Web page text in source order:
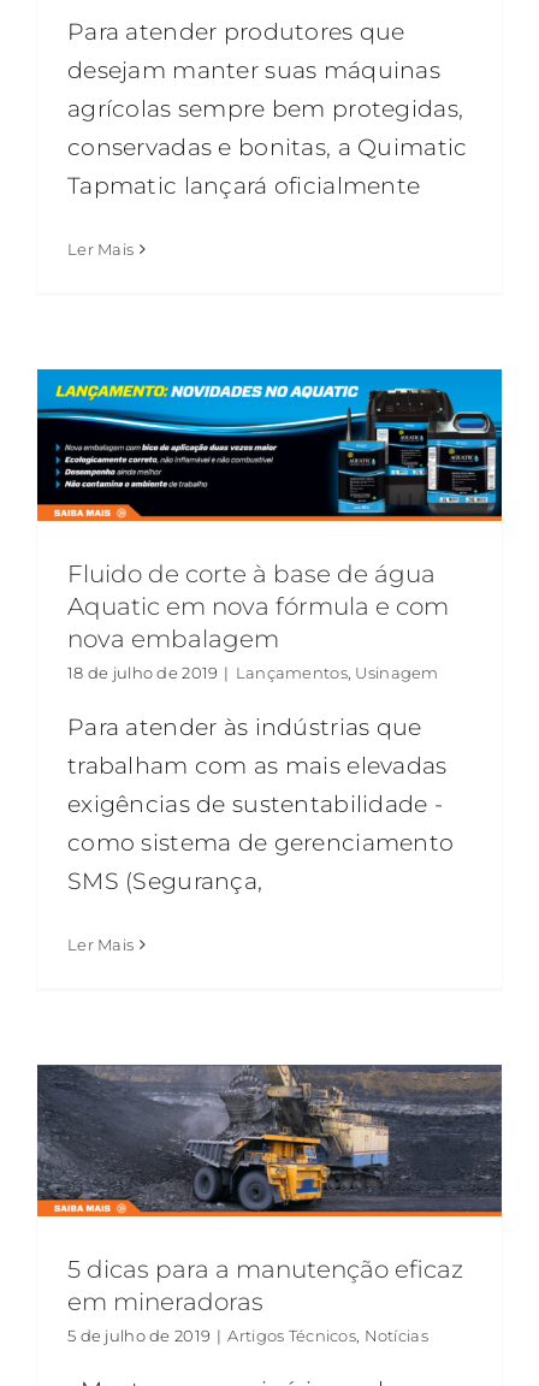
Para atender produtores que
desejam manter suas máquinas
agrícolas sempre bem protegidas,
conservadas e bonitas, a Quimatic
Tapmatic lançará oficialmente
Ler Mais
Fluido de corte à base de água
Aquatic em nova fórmula e com
nova embalagem
18 de julho de 2019 | Lançamentos, Usinagem
Para atender às indústrias que
trabalham com as mais elevadas
exigências de sustentabilidade -
como sistema de gerenciamento
SMS (Segurança,
Ler Mais
5 dicas para a manutenção eficaz
em mineradoras
5 de julho de 2019 | Artigos Técnicos Notícias